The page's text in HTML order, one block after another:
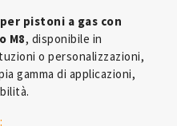
pistoni a gas con
M8, disponibile in
o personalizzazioni,
gamma di applicazioni,
: